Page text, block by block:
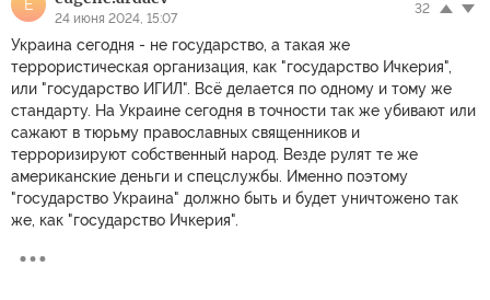
24 июня 2024, 15:07
32
Украина сегодня - не государство, а такая же
террористическая организация, как "государство Ичкерия",
или "государство ИГИЛ". Всё делается по одному и тому же
стандарту. На Украине сегодня в точности так же убивают или
сажают в тюрьму православных священников и
терроризируют собственный народ. Везде рулят те же
американские деньги и спецслужбы. Именно поэтому
"государство Украина" должно быть и будет уничтожено так
же, как "государство Ичкерия".